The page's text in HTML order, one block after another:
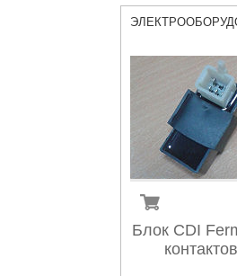
Блок CDI
контактов